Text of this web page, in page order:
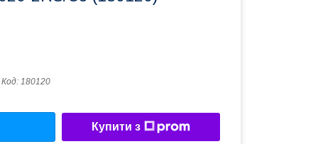
Код: 180120
Купити з